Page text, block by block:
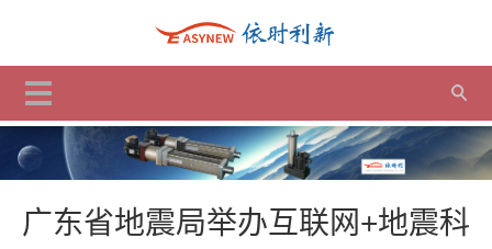
广东省地震局举办互联网+地震科